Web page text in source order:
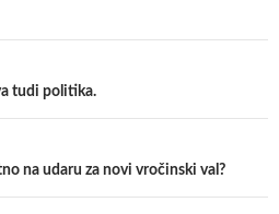
tudi politika.
na udaru za novi vročinski val?